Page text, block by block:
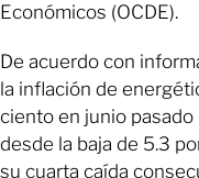
Económicos (OCDE).
De acuerdo con
la inflación de
ciento en junio
desde la baja de 5.3
su cuarta caída